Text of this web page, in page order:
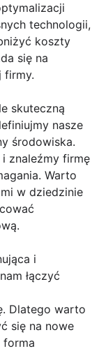
technologii,
koszty
się na
firmy.
skuteczną
nasze
środowiska.
znaleźmy firmę
Warto
w dziedzinie
i
łączyć
Dlatego warto
się na nowe
forma